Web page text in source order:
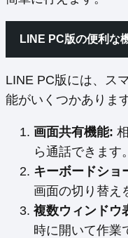
LINE PC版の便利な
LINE PC版には、ス
能がいくつかあります
画面共有機能:
ら通話できます。
キーボードショ
画面の切り替え
複数ウィンドウ
時に開いて作業